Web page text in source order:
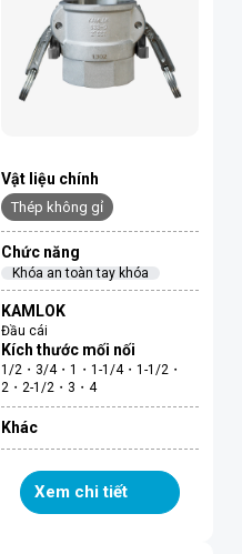
Vật liệu chính
Thép không gỉ
Chức năng
Khóa an toàn tay khóa
KAMLOK
Đầu cái
Kích thước mối nối
1/2・3/4・1・1-1/4・1-1/2・
2・2-1/2・3・4
Khác
Xem chi tiết